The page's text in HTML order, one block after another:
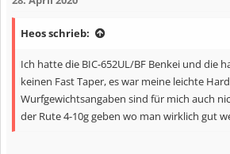
o
e
Heos schrieb:
Ich hatte die BIC-652UL/BF Benkei und die
keinen Fast Taper, es war meine leichte
Wurfgewichtsangaben sind für mich auch
der Rute 4-10g geben wo man wirklich gut